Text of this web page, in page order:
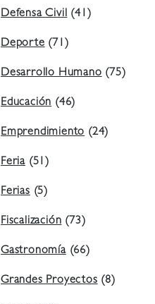
Defensa Civil(41)
Deporte(71)
Desarrollo Humano(75)
Educación(46)
Emprendimiento(24)
Feria (51)
Ferias(5)
Fiscalización(73)
Gastronomía(66)
Grandes Proyectos(8)